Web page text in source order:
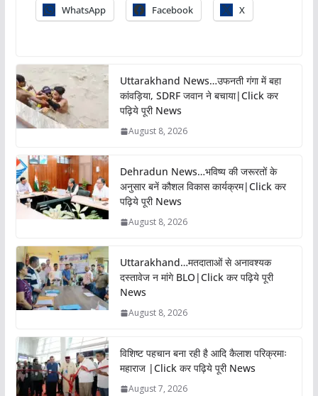
WhatsApp Facebook X
Uttarakhand News…उफनती गंगा में बहा
कांवड़िया, SDRF जवान ने बचाया|Click कर
पढ़िये पूरी News
August 8, 2026
Dehradun News…भविष्य की जरूरतों के
अनुसार बनें कौशल विकास कार्यक्रम|Click कर
पढ़िये पूरी News
August 8, 2026
Uttarakhand…मतदाताओं से अनावश्यक
दस्तावेज न मांगे BLO|Click कर पढ़िये पूरी
News
August 8, 2026
विशिष्ट पहचान बना रही है आदि कैलाश परिक्रमाः
महाराज |Click कर पढ़िये पूरी News
August 7, 2026